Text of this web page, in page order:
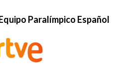
Paralímpico Español